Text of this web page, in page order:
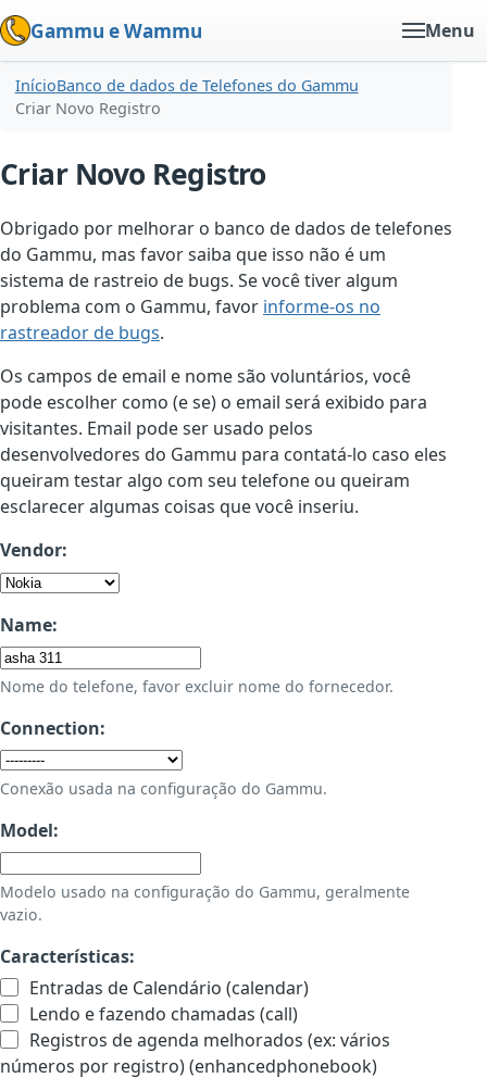
Gammu e Wammu Menu
InícioBanco de dados de Telefones do Gammu
Criar Novo Registro
Criar Novo Registro
Obrigado por melhorar o banco de dados de telefones
do Gammu, mas favor saiba que isso não é um
sistema de rastreio de bugs. Se você tiver algum
problema com o Gammu, favor informe-os no
rastreador de bugs.
Os campos de email e nome são voluntários, você
pode escolher como (e se) o email será exibido para
visitantes. Email pode ser usado pelos
desenvolvedores do Gammu para contatá-lo caso eles
queiram testar algo com seu telefone ou queiram
esclarecer algumas coisas que você inseriu.
Vendor:
Name:
Nome do telefone, favor excluir nome do fornecedor.
Connection:
Conexão usada na configuração do Gammu.
Model:
Modelo usado na configuração do Gammu, geralmente
vazio.
Características:
Entradas de Calendário (calendar)
Lendo e fazendo chamadas (call)
Registros de agenda melhorados (ex: vários
números por registro) (enhancedphonebook)